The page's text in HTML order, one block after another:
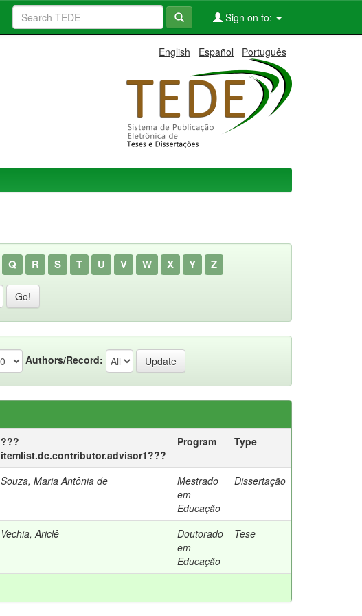
Sign on to:
English Español Português
Q R S T U V W X Y Z
Authors/Record:
???
itemlist.dc.contributor.advisor1???
Program Type
Souza, Maria Antônia de
Mestrado
em
Educação
Dissertação
Vechia, Ariclê
Doutorado
em
Educação
Tese